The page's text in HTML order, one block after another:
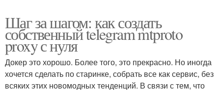
Шаг за шагом: как создать
собственный telegram mtproto
proxy с нуля
Докер это хорошо. Более того, это прекрасно. Но иногда
хочется сделать по старинке, собрать все как сервис, без
всяких этих новомодных тенденций. В связи с тем, что